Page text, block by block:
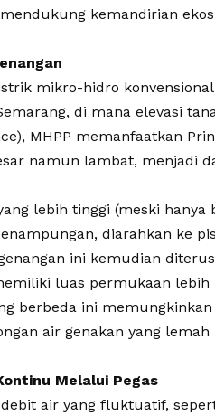
kemandirian
mikro-hidro
di mana elevasi
MHPP memanfaatkan
namun lambat, menjadi
lebih tinggi (meski hanya
diarahkan ke
ini kemudian
luas permukaan lebih
berbeda ini
air genakan yang
Melalui Pegas
air yang fluktuatif,